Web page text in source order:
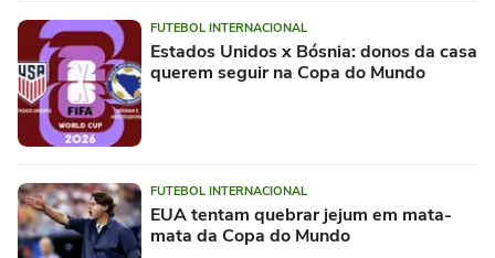
FUTEBOL INTERNACIONAL
Estados Unidos x Bósnia: donos da casa
querem seguir na Copa do Mundo
FUTEBOL INTERNACIONAL
EUA tentam quebrar jejum em mata-
mata da Copa do Mundo